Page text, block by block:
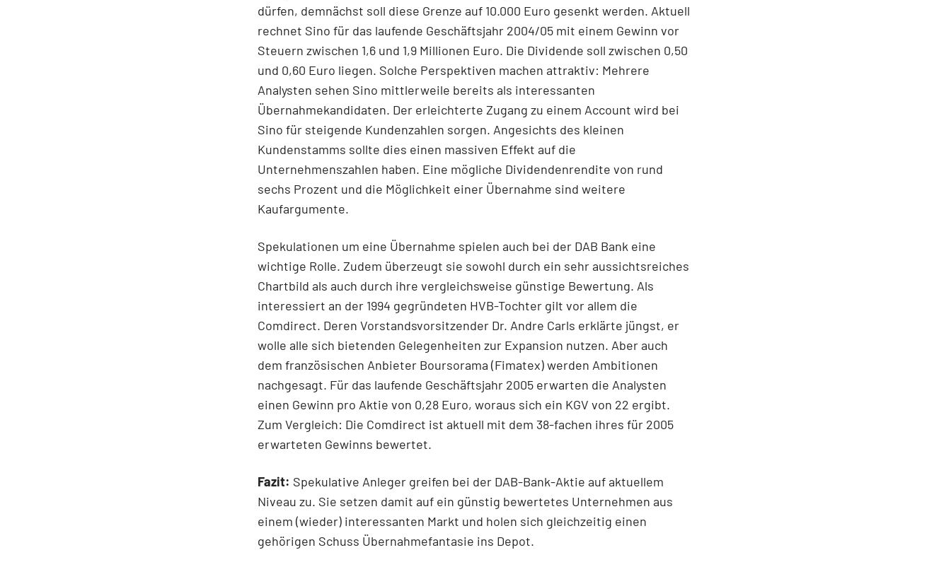
dürfen, demnächst soll diese Grenze auf 10.000 Euro gesenkt werden. Aktuell
rechnet Sino für das laufende Geschäftsjahr 2004/05 mit einem Gewinn vor
Steuern zwischen 1,6 und 1,9 Millionen Euro. Die Dividende soll zwischen 0,50
und 0,60 Euro liegen. Solche Perspektiven machen attraktiv: Mehrere
Analysten sehen Sino mittlerweile bereits als interessanten
Übernahmekandidaten. Der erleichterte Zugang zu einem Account wird bei
Sino für steigende Kundenzahlen sorgen. Angesichts des kleinen
Kundenstamms sollte dies einen massiven Effekt auf die
Unternehmenszahlen haben. Eine mögliche Dividendenrendite von rund
sechs Prozent und die Möglichkeit einer Übernahme sind weitere
Kaufargumente.
Spekulationen um eine Übernahme spielen auch bei der DAB Bank eine
wichtige Rolle. Zudem überzeugt sie sowohl durch ein sehr aussichtsreiches
Chartbild als auch durch ihre vergleichsweise günstige Bewertung. Als
interessiert an der 1994 gegründeten HVB-Tochter gilt vor allem die
Comdirect. Deren Vorstandsvorsitzender Dr. Andre Carls erklärte jüngst, er
wolle alle sich bietenden Gelegenheiten zur Expansion nutzen. Aber auch
dem französischen Anbieter Boursorama (Fimatex) werden Ambitionen
nachgesagt. Für das laufende Geschäftsjahr 2005 erwarten die Analysten
einen Gewinn pro Aktie von 0,28 Euro, woraus sich ein KGV von 22 ergibt.
Zum Vergleich: Die Comdirect ist aktuell mit dem 38-fachen ihres für 2005
erwarteten Gewinns bewertet.
Fazit: Spekulative Anleger greifen bei der DAB-Bank-Aktie auf aktuellem
Niveau zu. Sie setzen damit auf ein günstig bewertetes Unternehmen aus
einem (wieder) interessanten Markt und holen sich gleichzeitig einen
gehörigen Schuss Übernahmefantasie ins Depot.